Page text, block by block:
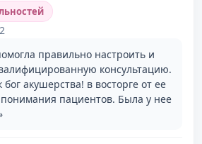
правильно настроить и
консультацию.
акушерства! в восторге от ее
пациентов. Была у нее